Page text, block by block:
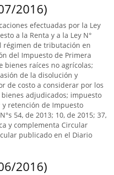
2016)
efectuadas por la Ley
a la Renta y a la Ley N°
régimen de tributación en
del Impuesto de Primera
bienes raíces no agrícolas;
de la disolución y
de costo a considerar por los
adjudicados; impuesto
y retención de Impuesto
54, de 2013; 10, de 2015; 37,
y complementa Circular
publicado en el Diario
2016)